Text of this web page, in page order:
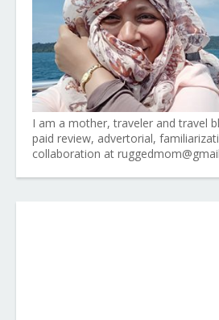
I am a mother, traveler and travel
paid review, advertorial,
collaboration at